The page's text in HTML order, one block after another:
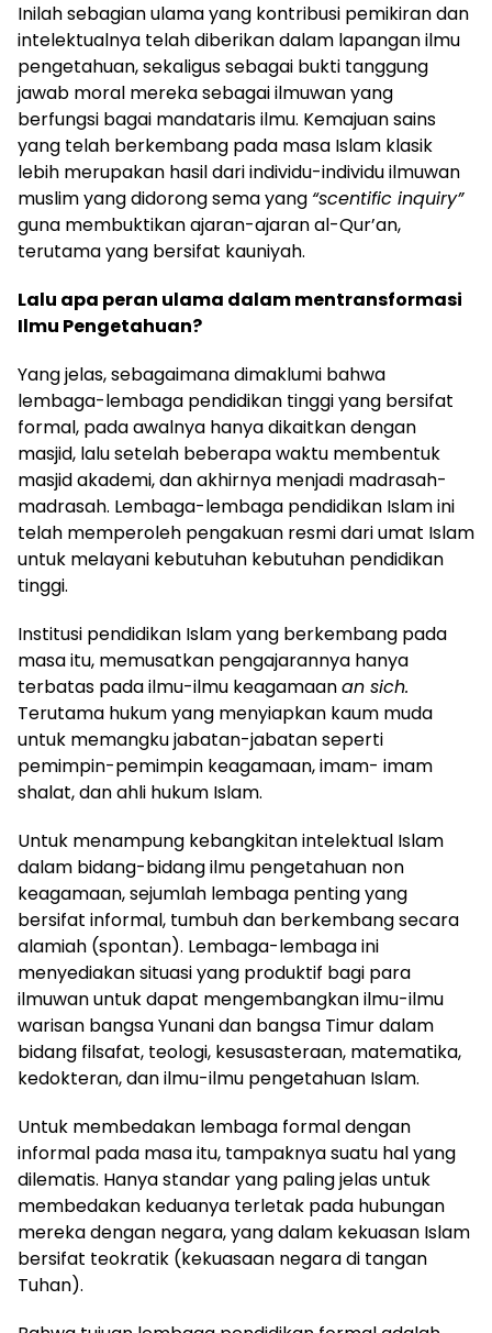
Inilah sebagian ulama yang kontribusi pemikiran dan
intelektualnya telah diberikan dalam lapangan ilmu
pengetahuan, sekaligus sebagai bukti tanggung
jawab moral mereka sebagai ilmuwan yang
berfungsi bagai mandataris ilmu. Kemajuan sains
yang telah berkembang pada masa Islam klasik
lebih merupakan hasil dari individu-individu ilmuwan
muslim yang didorong sema yang “scentific inquiry”
guna membuktikan ajaran-ajaran al-Qur’an,
terutama yang bersifat kauniyah.
Lalu apa peran ulama dalam mentransformasi
Ilmu Pengetahuan?
Yang jelas, sebagaimana dimaklumi bahwa
lembaga-lembaga pendidikan tinggi yang bersifat
formal, pada awalnya hanya dikaitkan dengan
masjid, lalu setelah beberapa waktu membentuk
masjid akademi, dan akhirnya menjadi madrasah-
madrasah. Lembaga-lembaga pendidikan Islam ini
telah memperoleh pengakuan resmi dari umat Islam
untuk melayani kebutuhan kebutuhan pendidikan
tinggi.
Institusi pendidikan Islam yang berkembang pada
masa itu, memusatkan pengajarannya hanya
terbatas pada ilmu-ilmu keagamaanan sich.
Terutama hukum yang menyiapkan kaum muda
untuk memangku jabatan-jabatan seperti
pemimpin-pemimpin keagamaan, imam- imam
shalat, dan ahli hukum Islam.
Untuk menampung kebangkitan intelektual Islam
dalam bidang-bidang ilmu pengetahuan non
keagamaan, sejumlah lembaga penting yang
bersifat informal, tumbuh dan berkembang secara
alamiah (spontan). Lembaga-lembaga ini
menyediakan situasi yang produktif bagi para
ilmuwan untuk dapat mengembangkan ilmu-ilmu
warisan bangsa Yunani dan bangsa Timur dalam
bidang filsafat, teologi, kesusasteraan, matematika,
kedokteran, dan ilmu-ilmu pengetahuan Islam.
Untuk membedakan lembaga formal dengan
informal pada masa itu, tampaknya suatu hal yang
dilematis. Hanya standar yang paling jelas untuk
membedakan keduanya terletak pada hubungan
mereka dengan negara, yang dalam kekuasan Islam
bersifat teokratik (kekuasaan negara di tangan
Tuhan).